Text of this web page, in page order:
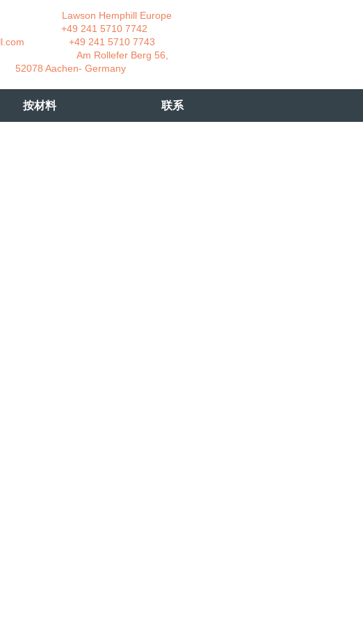
Lawson Hemphill Europe
+49 241 5710 7742
+49 241 5710 7743
有限公司 Am Rollefer Berg 56,
Germany
按材料 联系